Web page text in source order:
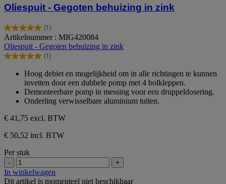
Oliespuit - Gegoten behuizing in zink
(1)
5.0
van
de
5
beoordeling
Artikelnummer : MIG420084
Oliespuit - Gegoten behuizing in zink
(1)
5.0
sterren.
beoordeling
Hoog debiet en mogelijkheid om in alle richtingen te kunnen
invetten door een dubbele pomp met 4 bolkleppen.
Demonteerbare pomp in messing voor een druppeldosering.
Onderling verwisselbare aluminium tuiten.
€ 41,75 excl. BTW
€ 50,52 incl. BTW
Per stuk
- +
In winkelwagen
Dit artikel is momenteel niet beschikbaar